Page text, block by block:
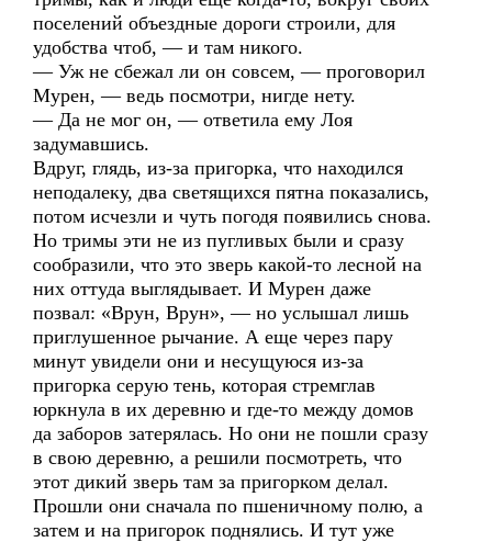
поселений объездные дороги строили, для
удобства чтоб, — и там никого.
— Уж не сбежал ли он совсем, — проговорил
Мурен, — ведь посмотри, нигде нету.
— Да не мог он, — ответила ему Лоя
задумавшись.
Вдруг, глядь, из-за пригорка, что находился
неподалеку, два светящихся пятна показались,
потом исчезли и чуть погодя появились снова.
Но тримы эти не из пугливых были и сразу
сообразили, что это зверь какой-то лесной на
них оттуда выглядывает. И Мурен даже
позвал: «Врун, Врун», — но услышал лишь
приглушенное рычание. А еще через пару
минут увидели они и несущуюся из-за
пригорка серую тень, которая стремглав
юркнула в их деревню и где-то между домов
да заборов затерялась. Но они не пошли сразу
в свою деревню, а решили посмотреть, что
этот дикий зверь там за пригорком делал.
Прошли они сначала по пшеничному полю, а
затем и на пригорок поднялись. И тут уже